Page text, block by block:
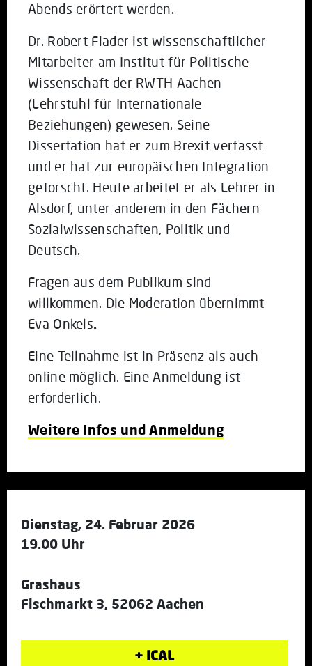
Abends erörtert werden.
Dr. Robert Flader ist wissenschaftlicher
Mitarbeiter am Institut für Politische
Wissenschaft der RWTH Aachen
(Lehrstuhl für Internationale
Beziehungen) gewesen. Seine
Dissertation hat er zum Brexit verfasst
und er hat zur europäischen Integration
geforscht. Heute arbeitet er als Lehrer in
Alsdorf, unter anderem in den Fächern
Sozialwissenschaften, Politik und
Deutsch.
Fragen aus dem Publikum sind
willkommen. Die Moderation übernimmt
Eva Onkels.
Eine Teilnahme ist in Präsenz als auch
online möglich. Eine Anmeldung ist
erforderlich.
Weitere Infos und Anmeldung
Dienstag, 24. Februar 2026
19.00 Uhr
Grashaus
Fischmarkt 3, 52062 Aachen
+ ICAL